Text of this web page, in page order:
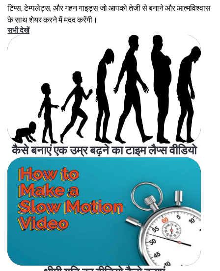
टिप्स, टेम्पलेट्स, और गहन गाइड्स जो आपको तेजी से बनाने और आत्मविश्वास
के साथ शेयर करने में मदद करेंगी।
सभी देखें
कैसे बनाएं एक उम्र बढ़ने का टाइम लैप्स वीडियो